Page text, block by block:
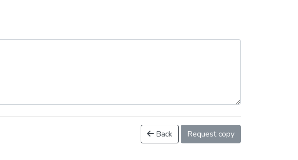
Back Request copy